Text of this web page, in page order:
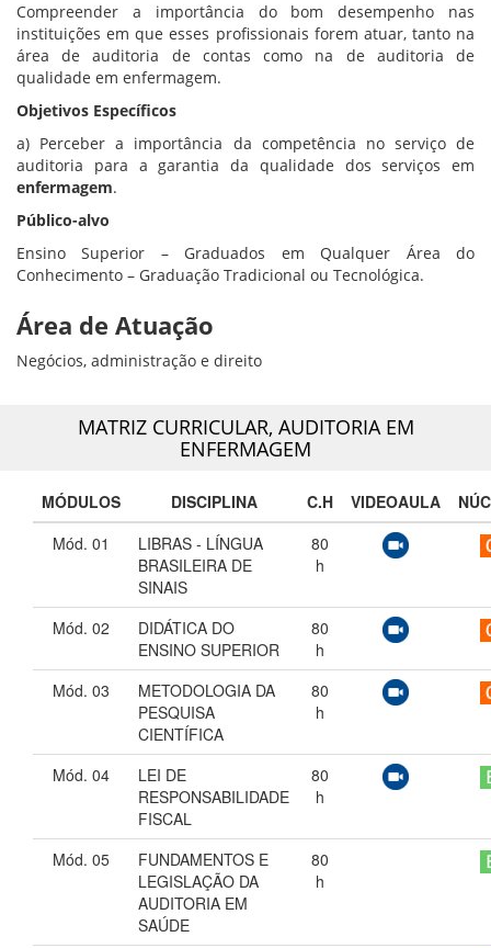
Compreender a importância do bom desempenho nas
instituições em que esses profissionais forem atuar, tanto na
área de auditoria de contas como na de auditoria de
qualidade em enfermagem.
Objetivos Específicos
a) Perceber a importância da competência no serviço de
auditoria para a garantia da qualidade dos serviços em
enfermagem.
Público-alvo
Ensino Superior – Graduados em Qualquer Área do
Conhecimento – Graduação Tradicional ou Tecnológica.
Área de Atuação
Negócios, administração e direito
MATRIZ CURRICULAR, AUDITORIA EM
ENFERMAGEM
MÓDULOS DISCIPLINA C.H VIDEOAULA
Mód. 01
LIBRAS - LÍNGUA
BRASILEIRA DE
SINAIS
80
h
Mód. 02
DIDÁTICA DO
ENSINO SUPERIOR
80
h
Mód. 03
METODOLOGIA DA
PESQUISA
CIENTÍFICA
80
h
Mód. 04
LEI DE
RESPONSABILIDADE
FISCAL
80
h
Mód. 05
FUNDAMENTOS E
LEGISLAÇÃO DA
AUDITORIA EM
SAÚDE
80
h